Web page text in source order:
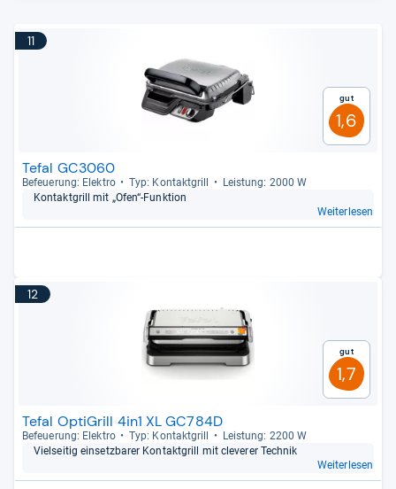
11
Gut
1,6
Tefal GC3060
Befeue­rung: Elek­tro Typ: Kon­takt­grill
Leis­tung: 2000 W
Kon­takt­grill mit „Ofen“-​Funk­tion
Weiterlesen
12
Gut
1,7
Tefal OptiGrill 4in1 XL GC784D
Befeue­rung: Elek­tro Typ: Kon­takt­grill
Leis­tung: 2200 W
Viel­sei­tig ein­setz­ba­rer Kon­takt­grill mit cle­verer Tech­nik
Weiterlesen